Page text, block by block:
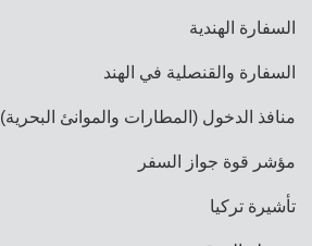
السفارة الهندية
السفارة والقنصلية في الهند
منافذ الدخول (المطارات والموانئ البحرية)
مؤشر قوة جواز السفر
تأشيرة تركيا